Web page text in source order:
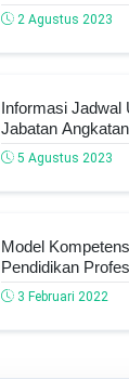
2 Agustus 2023
Informasi Jadwal
Jabatan
5 Agustus 2023
Model
Pendidikan
3 Februari 2022